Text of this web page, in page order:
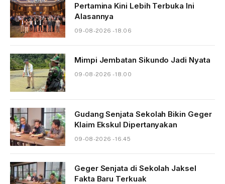
Pertamina Kini Lebih Terbuka Ini
Alasannya
09-08-2026 - 18.06
Mimpi Jembatan Sikundo Jadi Nyata
09-08-2026 - 18.00
Gudang Senjata Sekolah Bikin Geger
Klaim Ekskul Dipertanyakan
09-08-2026 - 16.45
Geger Senjata di Sekolah Jaksel
Fakta Baru Terkuak